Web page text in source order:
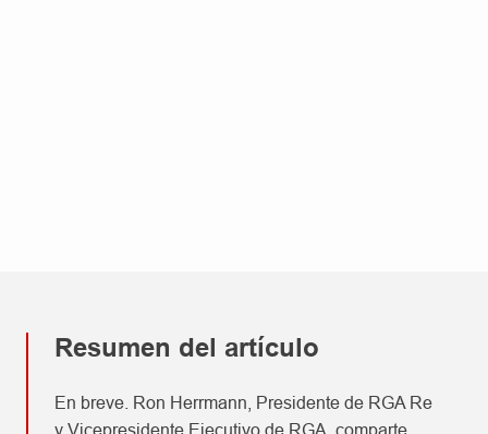
Resumen del artículo
En breve. Ron Herrmann, Presidente de RGA Re
y Vicepresidente Ejecutivo de RGA, comparte